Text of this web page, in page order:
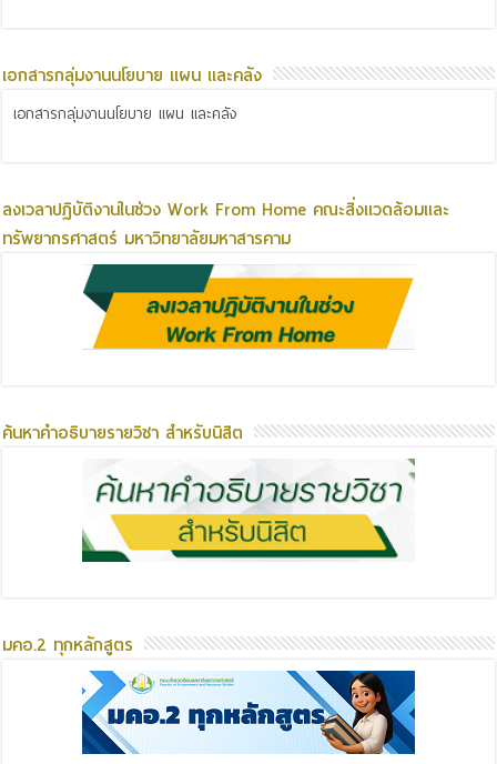
เอกสารกลุ่มงานนโยบาย แผน และคลัง
เอกสารกลุ่มงานนโยบาย แผน และคลัง
ลงเวลาปฏิบัติงานในช่วง Work From Home คณะสิ่งแวดล้อมและ
ทรัพยากรศาสตร์ มหาวิทยาลัยมหาสารคาม
ค้นหาคำอธิบายรายวิชา สำหรับนิสิต
มคอ.2 ทุกหลักสูตร